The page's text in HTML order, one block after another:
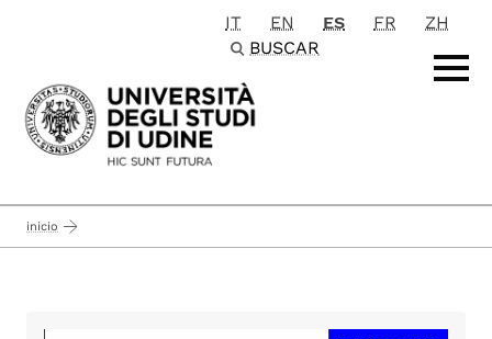
Passa al contenuto principale
IT EN ES FR
ZH
BUSCAR
inicio